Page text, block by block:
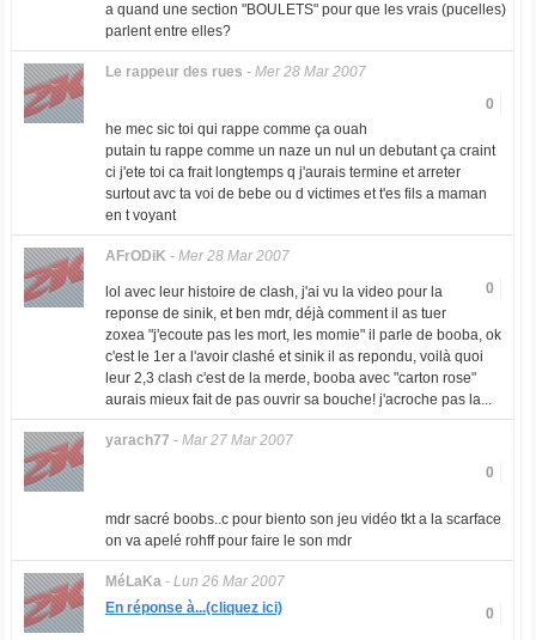
a quand une section "BOULETS" pour que les vrais (pucelles)
parlent entre elles?
Le rappeur des rues - Mer 28 Mar 2007
0
he mec sic toi qui rappe comme ça ouah
putain tu rappe comme un naze un nul un debutant ça craint
ci j'ete toi ca frait longtemps q j'aurais termine et arreter
surtout avc ta voi de bebe ou d victimes et t'es fils a maman
en t voyant
AFrODiK - Mer 28 Mar 2007
0
lol avec leur histoire de clash, j'ai vu la video pour la
reponse de sinik, et ben mdr, déjà comment il as tuer
zoxea "j'ecoute pas les mort, les momie" il parle de booba, ok
c'est le 1er a l'avoir clashé et sinik il as repondu, voilà quoi
leur 2,3 clash c'est de la merde, booba avec "carton rose"
aurais mieux fait de pas ouvrir sa bouche! j'acroche pas la...
yarach77 - Mar 27 Mar 2007
0
mdr sacré boobs..c pour biento son jeu vidéo tkt a la scarface
on va apelé rohff pour faire le son mdr
MéLaKa- Lun 26 Mar 2007
0
En réponse à...(cliquez ici)